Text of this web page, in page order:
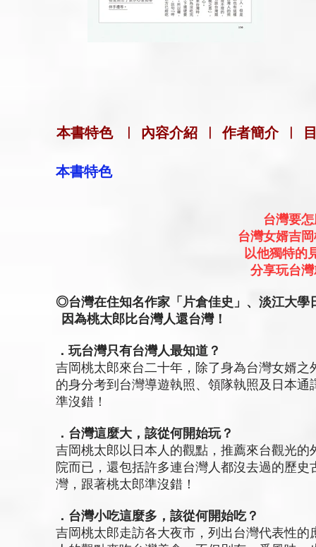
本書特色 | 內容介紹 |作者簡介 |
本書特色
台灣要
台灣女婿吉
以他獨特的
分享玩台
◎台灣在住知名作家「片倉佳史」、淡江大學
因為桃太郎比台灣人還台灣！
．玩台灣只有台灣人最知道？
吉岡桃太郎來台二十年，除了身為台灣女婿
的身分考到台灣導遊執照、領隊執照及日本
準沒錯！
．台灣這麼大，該從何開始玩？
吉岡桃太郎以日本人的觀點，推薦來台觀光
院而已，還包括許多連台灣人都沒去過的歷
灣，跟著桃太郎準沒錯！
．台灣小吃這麼多，該從何開始吃？
吉岡桃太郎走訪各大夜市，列出台灣代表性